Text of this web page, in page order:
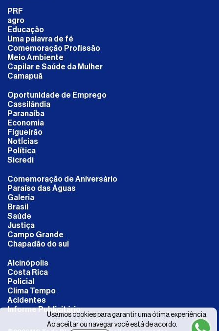
PRF
agro
Educação
Uma palavra de fé
Comemoração Profissão
Meio Ambiente
Capilar e Saúde da Mulher
Camapuã
Oportunidade de Emprego
Cassilândia
Paranaíba
Economia
Figueirão
NotÍcias
Política
Sicredi
Comemoração de Aniversário
Paraíso das Águas
Galeria
Brasil
Saúde
Justiça
Campo Grande
Chapadão do sul
Alcinópolis
Costa Rica
Policial
Clima Tempo
Acidentes
Informe Publicitário
Usamos cookies para garantir uma ótima experiência.
Ao aceitar ou navegar você está de acordo.